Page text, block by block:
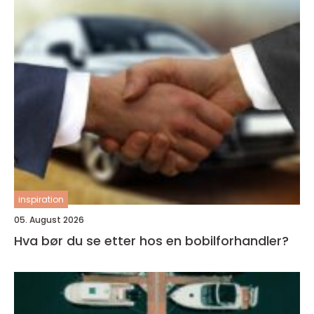
inspiration
05. August 2026
Hva bør du se etter hos en bobilforhandler?